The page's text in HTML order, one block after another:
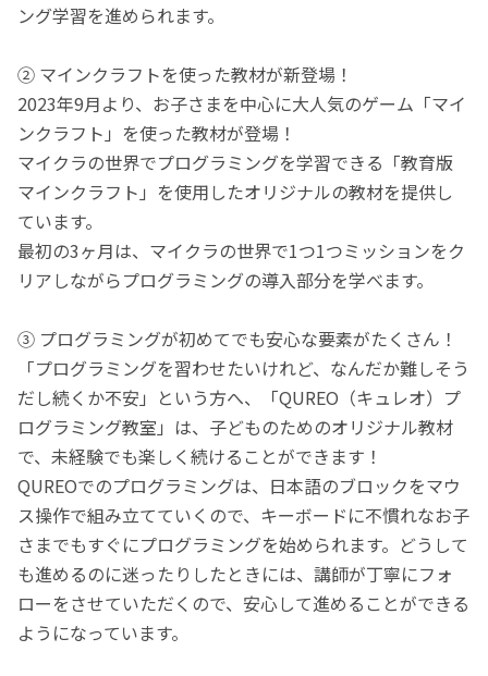
ング学習を進められます。
② マインクラフトを使った教材が新登場！
2023年9月より、お子さまを中心に大人気のゲーム「マイ
ンクラフト」を使った教材が登場！
マイクラの世界でプログラミングを学習できる「教育版
マインクラフト」を使用したオリジナルの教材を提供し
ています。
最初の3ヶ月は、マイクラの世界で1つ1つミッションをク
リアしながらプログラミングの導入部分を学べます。
③ プログラミングが初めてでも安心な要素がたくさん！
「プログラミングを習わせたいけれど、なんだか難しそう
だし続くか不安」という方へ、「QUREO（キュレオ）プ
ログラミング教室」は、子どものためのオリジナル教材
で、未経験でも楽しく続けることができます！
QUREOでのプログラミングは、日本語のブロックをマウ
ス操作で組み立てていくので、キーボードに不慣れなお子
さまでもすぐにプログラミングを始められます。どうして
も進めるのに迷ったりしたときには、講師が丁寧にフォ
ローをさせていただくので、安心して進めることができる
ようになっています。